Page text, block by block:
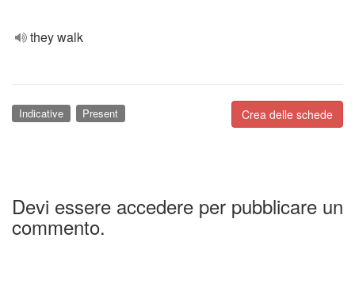
they walk
Crea delle schede
Indicative Present
Devi essere accedere per pubblicare un
commento.